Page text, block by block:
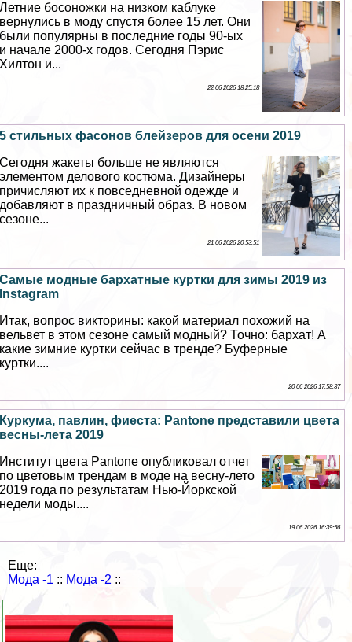
Летние босоножки на низком каблуке
вернулись в моду спустя более 15 лет. Они
были популярны в последние годы 90-ых
и начале 2000-х годов. Сегодня Пэрис
Хилтон и...
22 06 2026 18:25:18
5 стильных фасонов блейзеров для осени 2019
Сегодня жакеты больше не являются
элементом делового костюма. Дизайнеры
причисляют их к повседневной одежде и
добавляют в праздничный образ. В новом
сезоне...
21 06 2026 20:53:51
Самые модные бархатные куртки для зимы 2019 из
Instagram
Итак, вопрос викторины: какой материал похожий на
вельвет в этом сезоне самый модный? Точно: бархат! А
какие зимние куртки сейчас в тренде? Буферные
куртки....
20 06 2026 17:58:37
Куркума, павлин, фиеста: Pantone представили цвета
весны-лета 2019
Институт цвета Pantone опубликовал отчет
по цветовым трендам в моде на весну-лето
2019 года по результатам Нью-Йоркской
недели моды....
19 06 2026 16:39:56
Еще:
Мода -1 :: Мода -2 ::